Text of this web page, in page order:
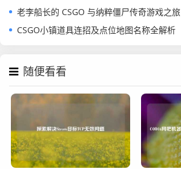
老李船长的 CSGO 与纳粹僵尸传奇游戏之旅
CSGO小镇道具连招及点位地图名称全解析
随便看看